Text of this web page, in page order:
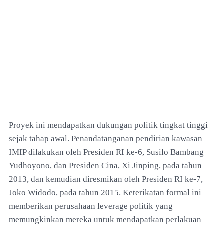
Proyek ini mendapatkan dukungan politik tingkat tinggi
sejak tahap awal. Penandatanganan pendirian kawasan
IMIP dilakukan oleh Presiden RI ke-6, Susilo Bambang
Yudhoyono, dan Presiden Cina, Xi Jinping, pada tahun
2013, dan kemudian diresmikan oleh Presiden RI ke-7,
Joko Widodo, pada tahun 2015. Keterikatan formal ini
memberikan perusahaan leverage politik yang
memungkinkan mereka untuk mendapatkan perlakuan